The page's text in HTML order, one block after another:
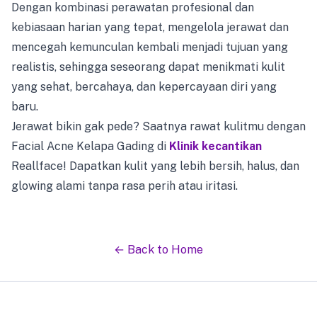
Dengan kombinasi perawatan profesional dan
kebiasaan harian yang tepat, mengelola jerawat dan
mencegah kemunculan kembali menjadi tujuan yang
realistis, sehingga seseorang dapat menikmati kulit
yang sehat, bercahaya, dan kepercayaan diri yang
baru.
Jerawat bikin gak pede? Saatnya rawat kulitmu dengan
Facial Acne Kelapa Gading di Klinik kecantikan
Reallface! Dapatkan kulit yang lebih bersih, halus, dan
glowing alami tanpa rasa perih atau iritasi.
← Back to Home